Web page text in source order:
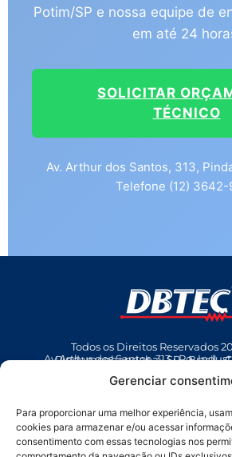
Gerenciar
Para proporcionar uma melhor experiência,
cookies para armazenar e/ou acessar
consentimento com essas tecnologias nos
Potim/SP e nossa equipe de
em até 24
SOLICITAR
TÉCNICO
Av. Arthur dos Santos, 313,
Telefone (12) 3642-
Todos os Direitos Reservados
Av Arthur dos Santos, 313 • Pq. Industrial Água Preta • Pindamonhangaba